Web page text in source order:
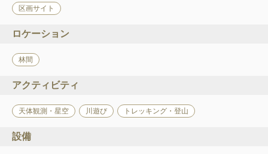
区画サイト
ロケーション
林間
アクティビティ
天体観測・星空 川遊び トレッキング・登山
設備